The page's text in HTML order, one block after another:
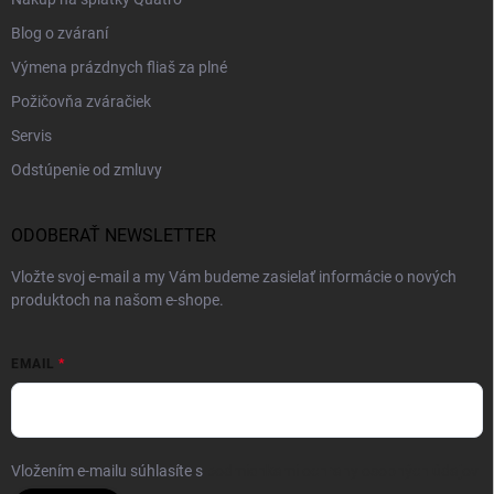
Blog o zváraní
Výmena prázdnych fliaš za plné
Požičovňa zváračiek
Servis
Odstúpenie od zmluvy
ODOBERAŤ NEWSLETTER
Vložte svoj e-mail a my Vám budeme zasielať informácie o nových
produktoch na našom e-shope.
EMAIL
Vložením e-mailu súhlasíte s